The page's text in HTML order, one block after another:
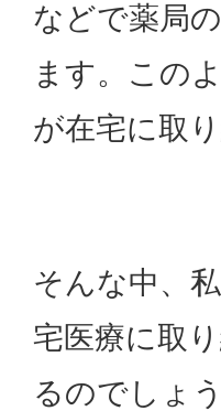
などで薬局
ます。この
が在宅に取
そんな中、
宅医療に取
るのでしょ